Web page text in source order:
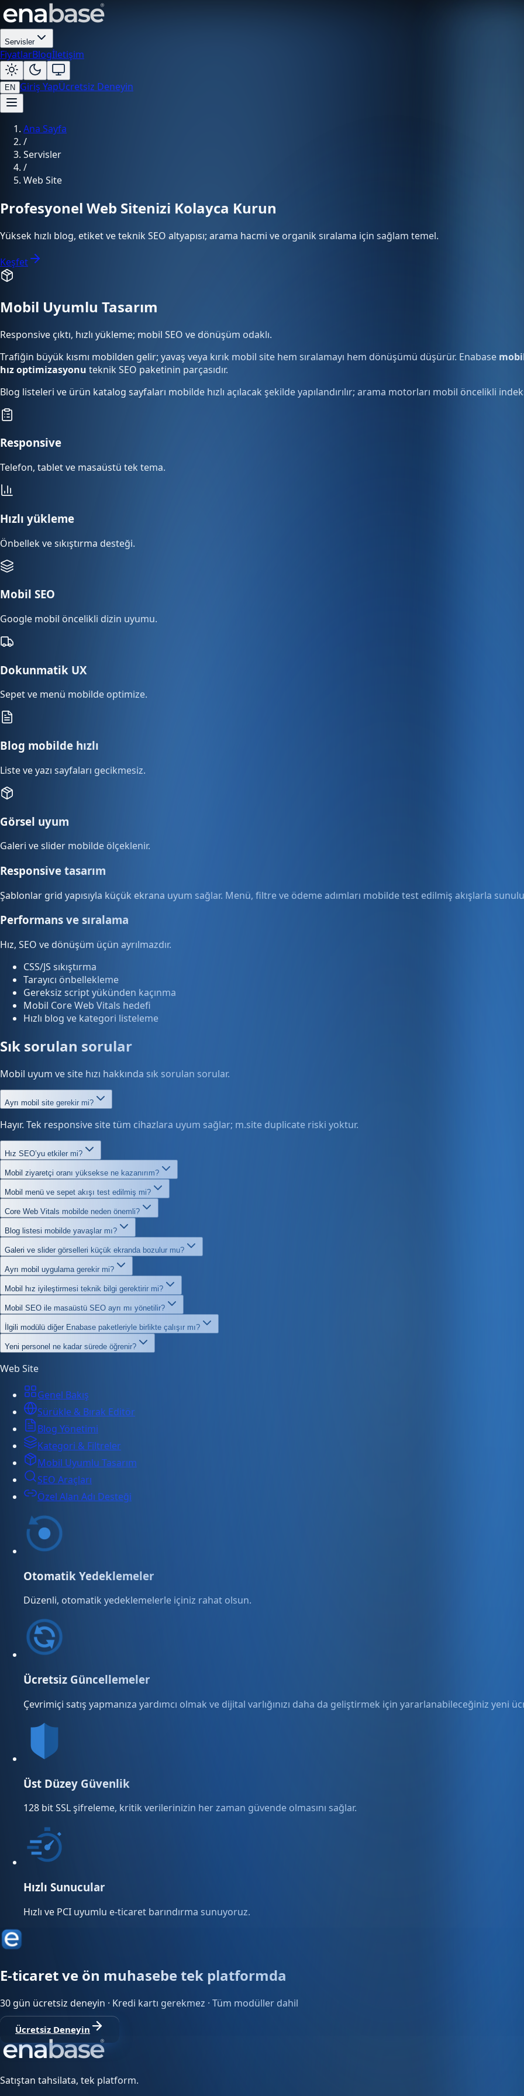
Servisler
FiyatlarBlogİletişim
EN Giriş YapÜcretsiz Deneyin
Ana Sayfa
/
Servisler
/
Web Site
Profesyonel Web Sitenizi Kolayca Kurun
Yüksek hızlı blog, etiket ve teknik SEO altyapısı; arama hacmi ve organik sıralama için sağlam temel.
Keşfet
Mobil Uyumlu Tasarım
Responsive çıktı, hızlı yükleme; mobil SEO ve dönüşüm odaklı.
Trafiğin büyük kısmı mobilden gelir; yavaş veya kırık mobil site hem sıralamayı hem dönüşümü düşürür. Enabase
hız optimizasyonu teknik SEO paketinin parçasıdır.
Blog listeleri ve ürün katalog sayfaları mobilde hızlı açılacak şekilde yapılandırılır; arama motorları mobil öncelikli
Responsive
Telefon, tablet ve masaüstü tek tema.
Hızlı yükleme
Önbellek ve sıkıştırma desteği.
Mobil SEO
Google mobil öncelikli dizin uyumu.
Dokunmatik UX
Sepet ve menü mobilde optimize.
Blog mobilde hızlı
Liste ve yazı sayfaları gecikmesiz.
Görsel uyum
Galeri ve slider mobilde ölçeklenir.
Responsive tasarım
Şablonlar grid yapısıyla küçük ekrana uyum sağlar. Menü, filtre ve ödeme adımları mobilde test edilmiş akışlarla
Performans ve sıralama
Hız, SEO ve dönüşüm üçün ayrılmazdır.
CSS/JS sıkıştırma
Tarayıcı önbellekleme
Gereksiz script yükünden kaçınma
Mobil Core Web Vitals hedefi
Hızlı blog ve kategori listeleme
Sık sorulan sorular
Mobil uyum ve site hızı hakkında sık sorulan sorular.
Ayrı mobil site gerekir mi?
Hayır. Tek responsive site tüm cihazlara uyum sağlar; m.site duplicate riski yoktur.
Hız SEO’yu etkiler mi?
Mobil ziyaretçi oranı yüksekse ne kazanırım?
Mobil menü ve sepet akışı test edilmiş mi?
Core Web Vitals mobilde neden önemli?
Blog listesi mobilde yavaşlar mı?
Galeri ve slider görselleri küçük ekranda bozulur mu?
Ayrı mobil uygulama gerekir mi?
Mobil hız iyileştirmesi teknik bilgi gerektirir mi?
Mobil SEO ile masaüstü SEO ayrı mı yönetilir?
İlgili modülü diğer Enabase paketleriyle birlikte çalışır mı?
Yeni personel ne kadar sürede öğrenir?
Web Site
Genel Bakış
Sürükle & Bırak Editör
Blog Yönetimi
Kategori & Filtreler
Mobil Uyumlu Tasarım
SEO Araçları
Özel Alan Adı Desteği
Otomatik Yedeklemeler
Düzenli, otomatik yedeklemelerle içiniz rahat olsun.
Ücretsiz Güncellemeler
Çevrimiçi satış yapmanıza yardımcı olmak ve dijital varlığınızı daha da geliştirmek için yararlanabileceğiniz
Üst Düzey Güvenlik
128 bit SSL şifreleme, kritik verilerinizin her zaman güvende olmasını sağlar.
Hızlı Sunucular
Hızlı ve PCI uyumlu e-ticaret barındırma sunuyoruz.
E-ticaret ve ön muhasebe tek platformda
30 gün ücretsiz deneyin · Kredi kartı gerekmez · Tüm modüller dahil
Ücretsiz Deneyin
Satıştan tahsilata, tek platform.